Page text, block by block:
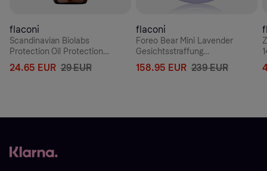
flaconi
Scandinavian Biolabs
Protection Oil Protection
Formula Haarolie 30 ml
24.65 EUR 29 EUR
flaconi
Foreo Bear Mini Lavender
Gesichtsstraffung
Massageapparaat
158.95 EUR 239 EUR